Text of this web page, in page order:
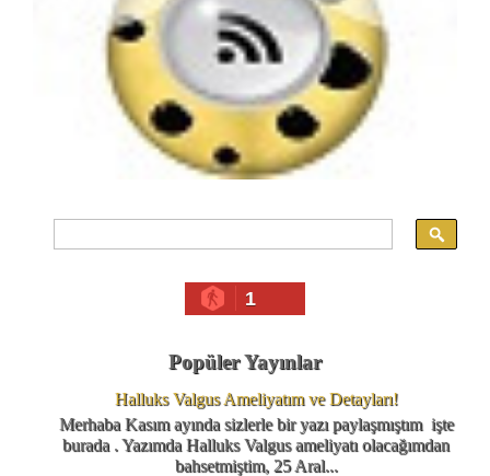
1
Popüler Yayınlar
Halluks Valgus Ameliyatım ve Detayları!
Merhaba Kasım ayında sizlerle bir yazı paylaşmıştım işte
burada . Yazımda Halluks Valgus ameliyatı olacağımdan
bahsetmiştim, 25 Aral...